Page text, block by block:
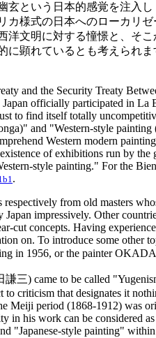
玄という日本的感覚を注入
カ様式の日本へのローカリ
洋文明に対する憧憬と、そ
に顕れているとも考えられ
and the Security Treaty
officially participated in La
to find itself totally
and "Western-style
Western modern
of exhibitions run by
style painting." For the
.
from old masters
impressively. Other
concepts. Having
on. To introduce some other
in 1956, or the painter
三) came to be called
criticism that designates it
Meiji period (1868-1912) was
in his work can be considered
"Japanese-style painting"